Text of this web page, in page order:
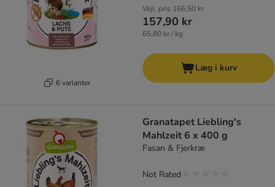
6 varianter
Vejl. pris 166,50 kr
157,90 kr
65,80 kr / kg
Læg i kurv
Granatapet Liebling's
Mahlzeit 6 x 400 g
Fasan & Fjerkræ
Not Rated